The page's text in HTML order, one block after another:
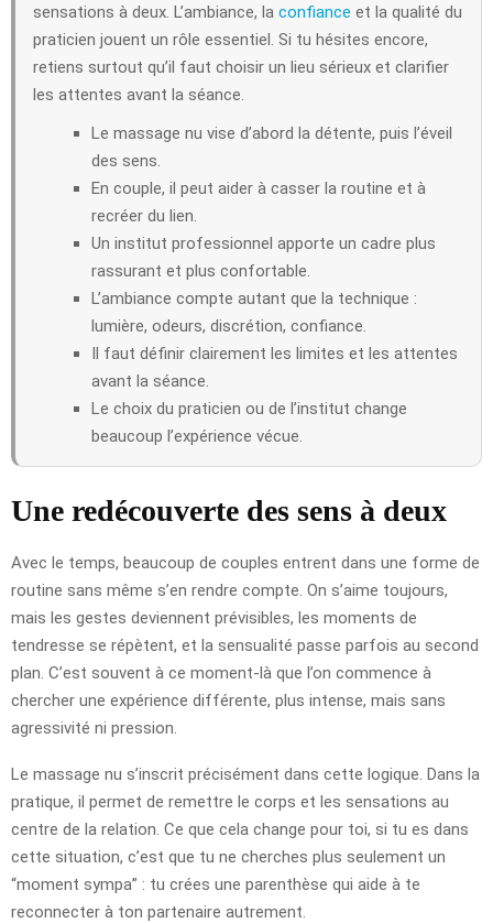
sensations à deux. L’ambiance, la confiance et la qualité du
praticien jouent un rôle essentiel. Si tu hésites encore,
retiens surtout qu’il faut choisir un lieu sérieux et clarifier
les attentes avant la séance.
Le massage nu vise d’abord la détente, puis l’éveil
des sens.
En couple, il peut aider à casser la routine et à
recréer du lien.
Un institut professionnel apporte un cadre plus
rassurant et plus confortable.
L’ambiance compte autant que la technique :
lumière, odeurs, discrétion, confiance.
Il faut définir clairement les limites et les attentes
avant la séance.
Le choix du praticien ou de l’institut change
beaucoup l’expérience vécue.
Une redécouverte des sens à deux
Avec le temps, beaucoup de couples entrent dans une forme de
routine sans même s’en rendre compte. On s’aime toujours,
mais les gestes deviennent prévisibles, les moments de
tendresse se répètent, et la sensualité passe parfois au second
plan. C’est souvent à ce moment-là que l’on commence à
chercher une expérience différente, plus intense, mais sans
agressivité ni pression.
Le massage nu s’inscrit précisément dans cette logique. Dans la
pratique, il permet de remettre le corps et les sensations au
centre de la relation. Ce que cela change pour toi, si tu es dans
cette situation, c’est que tu ne cherches plus seulement un
“moment sympa” : tu crées une parenthèse qui aide à te
reconnecter à ton partenaire autrement.